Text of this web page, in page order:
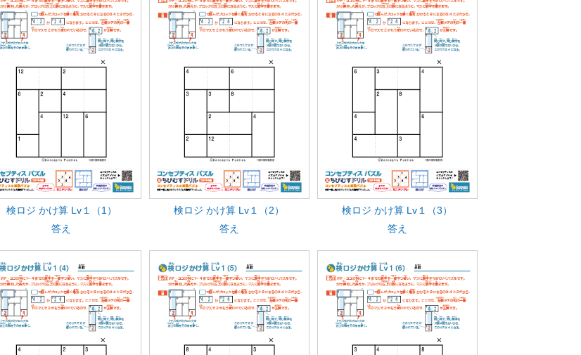
検ロジ かけ算 Lv１（1）
答え
検ロジ かけ算 Lv１（2）
答え
検ロジ かけ算 Lv１（3）
答え